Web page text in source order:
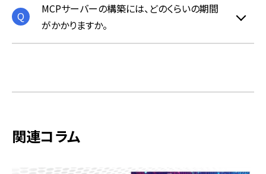
MCPサーバーの構築には、どのくらいの期間
がかかりますか。
関連コラム